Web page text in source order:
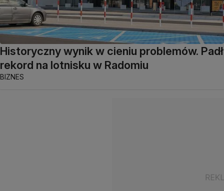
Historyczny wynik w cieniu problemów. Padł
rekord na lotnisku w Radomiu
BIZNES